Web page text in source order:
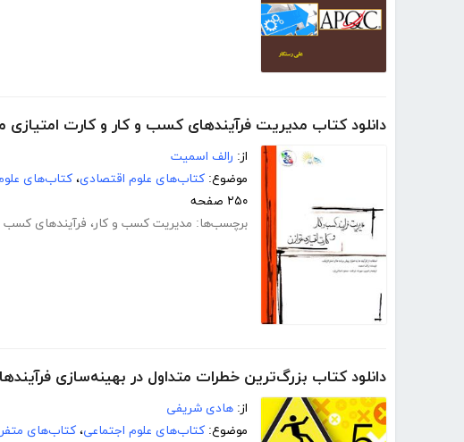
دانلود کتاب مدیریت فرآیندهای کسب و کار و کارت امتیازی
از: رالف اسمیت
موضوع: کتاب‌های علوم اقتصادی، کتاب‌های
۲۵۰ صفحه
برچسب‌ها: مدیریت کسب و کار، فرآیندهای کسب
دانلود کتاب بزرگ‌ترین خطرات متداول در بهینه‌سازی فرآیندها
از: هادی شریفی
موضوع: کتاب‌های علوم اجتماعی، کتاب‌های